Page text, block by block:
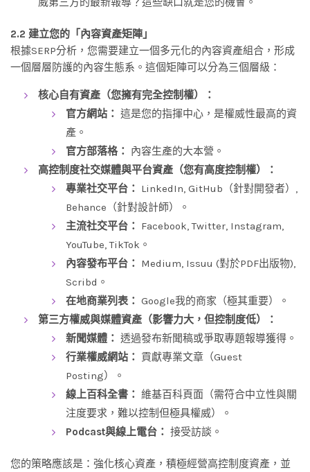
2.2 建立您的「內容資產矩陣」
根據SERP分析，您需要建立一個多元化的內容資產組合，形成
一個層層防護的內容生態系。這個矩陣可以分為三個層級：
核心自有資產（您擁有完全控制權）：
官方網站： 這是您的指揮中心，是權威性最高的資
產。
官方部落格： 內容生產的大本營。
高控制度社交媒體與平台資產（您有高度控制權）：
專業社交平台： LinkedIn, GitHub（針對開發者）,
Behance（針對設計師）。
主流社交平台： Facebook, Twitter, Instagram,
YouTube, TikTok。
內容發布平台： Medium, Issuu (對於PDF出版物),
Scribd。
在地商業列表： Google我的商家（極其重要）。
第三方權威與媒體資產（影響力大，但控制度低）：
新聞媒體： 透過發布新聞稿或爭取專題報導獲得。
行業權威網站： 貢獻專業文章（Guest
Posting）。
線上百科全書： 維基百科頁面（需符合中立性與關
注度要求，難以控制但極具權威）。
Podcast與線上電台： 接受訪談。
您的策略應該是：強化核心資產，積極經營高控制度資產，並